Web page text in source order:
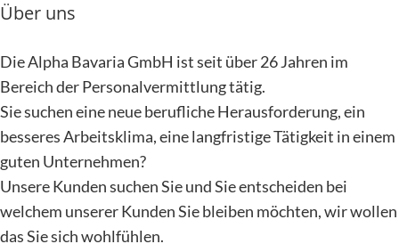
Über uns
Die Alpha Bavaria GmbH ist seit über 26 Jahren im
Bereich der Personalvermittlung tätig.
Sie suchen eine neue berufliche Herausforderung, ein
besseres Arbeitsklima, eine langfristige Tätigkeit in einem
guten Unternehmen?
Unsere Kunden suchen Sie und Sie entscheiden bei
welchem unserer Kunden Sie bleiben möchten, wir wollen
das Sie sich wohlfühlen.